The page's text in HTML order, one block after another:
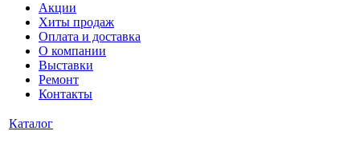
Акции
Хиты продаж
Оплата и доставка
О компании
Выставки
Ремонт
Контакты
Каталог